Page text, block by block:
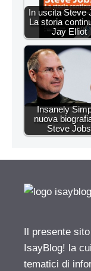
In uscita Steve
La storia
Jay Elliot
Insanely
nuova
Steve Jobs
Il presente
IsayBlog! la
tematici di